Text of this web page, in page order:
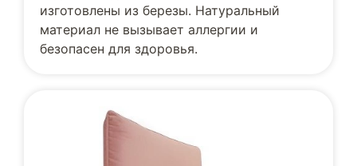
изготовлены из березы. Натуральный
материал не вызывает аллергии и
безопасен для здоровья.